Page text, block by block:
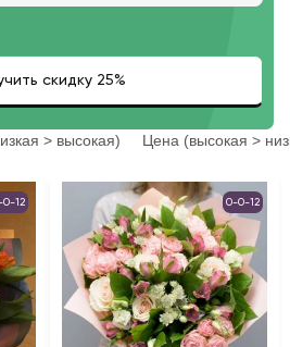
> высокая) Цена (высокая >
0-12 0-0-12